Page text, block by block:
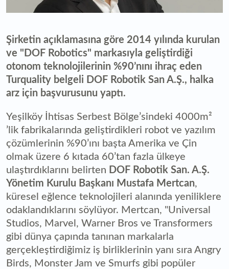
Şirketin açıklamasına göre 2014 yılında kurulan
ve "DOF Robotics" markasıyla geliştirdiği
otonom teknolojilerinin %90’nını ihraç eden
Turquality belgeli DOF Robotik San A.Ş., halka
arz için başvurusunu yaptı.
Yeşilköy İhtisas Serbest Bölge’sindeki 4000m²
’lik fabrikalarında geliştirdikleri robot ve yazılım
çözümlerinin %90’ını başta Amerika ve Çin
olmak üzere 6 kıtada 60’tan fazla ülkeye
ulaştırdıklarını belirten DOF Robotik San. A.Ş.
Yönetim Kurulu Başkanı Mustafa Mertcan,
küresel eğlence teknolojileri alanında yeniliklere
odaklandıklarını söylüyor. Mertcan, "Universal
Studios, Marvel, Warner Bros ve Transformers
gibi dünya çapında tanınan markalarla
gerçekleştirdiğimiz iş birliklerinin yanı sıra Angry
Birds, Monster Jam ve Smurfs gibi popüler